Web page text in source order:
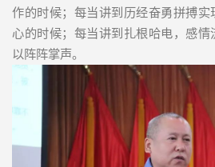
作的时候；每当讲到历经奋勇拼搏实
心的时候；每当讲到扎根哈电，感
以阵阵掌声。